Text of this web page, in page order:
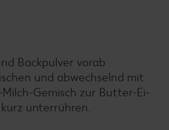
Backpulver vorab
und abwechselnd mit
Gemisch zur Butter-Ei-
unterrühren.